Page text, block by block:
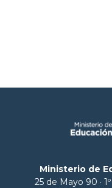
Ministerio de
25 de Mayo 90 ·